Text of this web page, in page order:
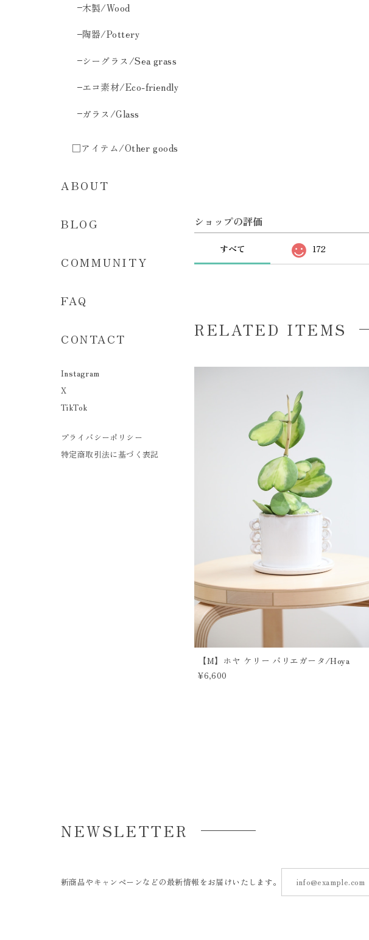
木製/Wood
陶器/Pottery
シーグラス/Sea grass
エコ素材/Eco-friendly
ガラス/Glass
□アイテム/Other goods
ABOUT
BLOG
COMMUNITY
FAQ
CONTACT
Instagram
X
TikTok
プライバシーポリシー
特定商取引法に基づく表記
ショップの評価
すべて 172
RELATED ITEMS
【M】ホヤ ケリー バリエガータ/Hoya
¥6,600
NEWSLETTER
新商品やキャンペーンなどの最新情報をお届けいたします。